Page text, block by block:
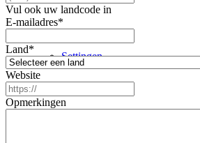
Settingen
Vul ook uw landcode in
E-mailadres*
Land*
Website
Opmerkingen